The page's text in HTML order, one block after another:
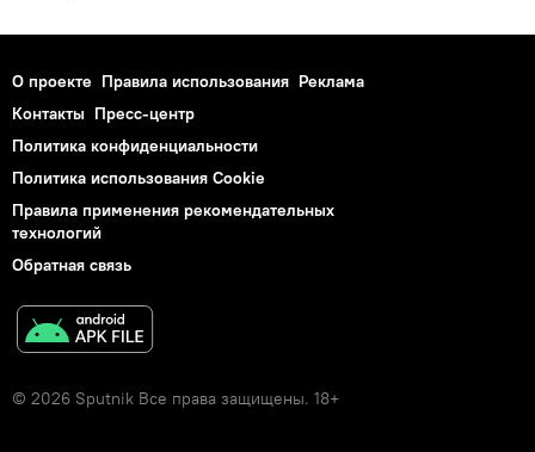
О проекте Правила использования Реклама
Контакты Пресс-центр
Политика конфиденциальности
Политика использования Cookie
Правила применения рекомендательных
технологий
Обратная связь
© 2026 Sputnik Все права защищены. 18+